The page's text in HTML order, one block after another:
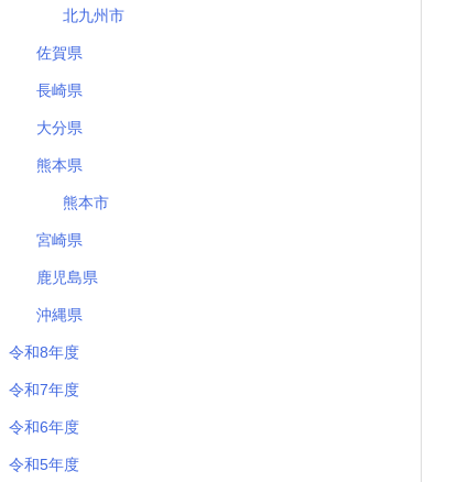
北九州市
佐賀県
長崎県
大分県
熊本県
熊本市
宮崎県
鹿児島県
沖縄県
令和8年度
令和7年度
令和6年度
令和5年度